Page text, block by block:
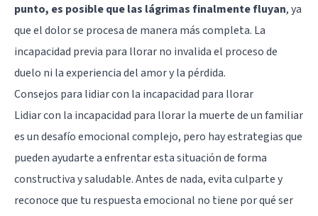
punto, es posible que las lágrimas finalmente fluyan, ya
que el dolor se procesa de manera más completa. La
incapacidad previa para llorar no invalida el proceso de
duelo ni la experiencia del amor y la pérdida.
Consejos para lidiar con la incapacidad para llorar
Lidiar con la incapacidad para llorar la muerte de un familiar
es un desafío emocional complejo, pero hay estrategias que
pueden ayudarte a enfrentar esta situación de forma
constructiva y saludable. Antes de nada, evita culparte y
reconoce que tu respuesta emocional no tiene por qué ser